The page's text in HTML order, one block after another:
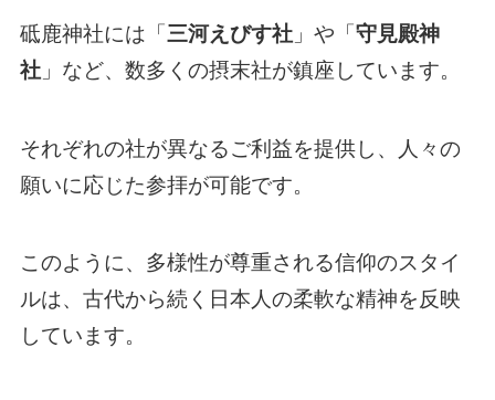
砥鹿神社には「 三河えびす社」や「 守見殿神
社」など、数多くの摂末社が鎮座しています。
それぞれの社が異なるご利益を提供し、人々の
願いに応じた参拝が可能です。
このように、多様性が尊重される信仰のスタイ
ルは、古代から続く日本人の柔軟な精神を反映
しています。